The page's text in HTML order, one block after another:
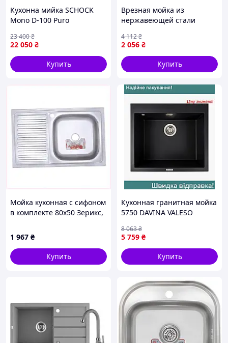
Кухонна мийка SCHOCK
Mono D-100 Puro
22 050 ₴
23 400₴
Купить
Врезная мойка из
нержавеющей стали
Micro decor для кухни и
ванной комнаты
2 056 ₴
4 112₴
Купить
Мойка кухонная с сифоном
в комплекте 80х50 Зерикс,
1 967 ₴
Купить
Кухонная гранитная мойка
5750 DAVINA VALESO
5 759 ₴
8 063₴
Купить